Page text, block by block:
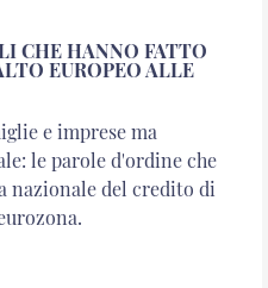
CHE HANNO FATTO
EUROPEO ALLE
e imprese ma
le parole d'ordine che
nazionale del credito di